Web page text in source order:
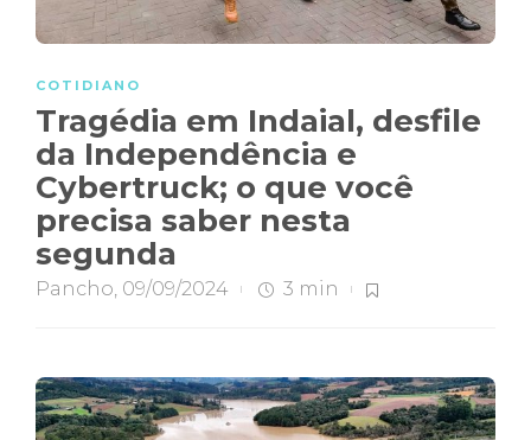
COTIDIANO
Tragédia em Indaial, desfile
da Independência e
Cybertruck; o que você
precisa saber nesta
segunda
Pancho, 09/09/2024 3 min